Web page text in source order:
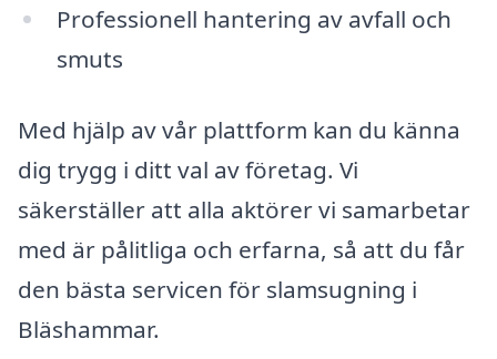
Professionell hantering av avfall och
smuts
Med hjälp av vår plattform kan du känna
dig trygg i ditt val av företag. Vi
säkerställer att alla aktörer vi samarbetar
med är pålitliga och erfarna, så att du får
den bästa servicen för slamsugning i
Bläshammar.